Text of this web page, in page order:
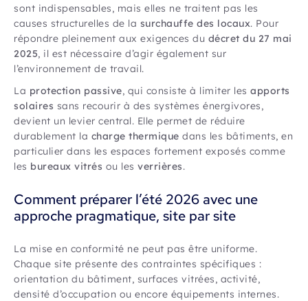
sont indispensables, mais elles ne traitent pas les
causes structurelles de la surchauffe des locaux. Pour
répondre pleinement aux exigences du décret du 27 mai
2025, il est nécessaire d’agir également sur
l’environnement de travail.
La protection passive, qui consiste à limiter les apports
solaires sans recourir à des systèmes énergivores,
devient un levier central. Elle permet de réduire
durablement la charge thermique dans les bâtiments, en
particulier dans les espaces fortement exposés comme
les bureaux vitrés ou les verrières.
Comment préparer l’été 2026 avec une
approche pragmatique, site par site
La mise en conformité ne peut pas être uniforme.
Chaque site présente des contraintes spécifiques :
orientation du bâtiment, surfaces vitrées, activité,
densité d’occupation ou encore équipements internes.